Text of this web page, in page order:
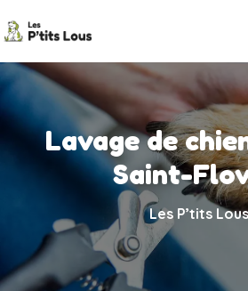
Lavage de
Saint-
Les P’tits Lous